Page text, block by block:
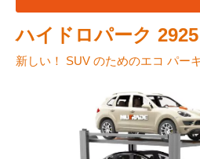
ハイドロパーク 2925
新しい！ SUV のためのエコ パー